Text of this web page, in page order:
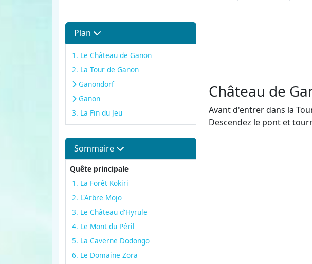
Plan
1. Le Château de Ganon
2. La Tour de Ganon
Ganondorf
Ganon
3. La Fin du Jeu
Sommaire
Quête principale
1. La Forêt Kokiri
2. L'Arbre Mojo
3. Le Château d'Hyrule
4. Le Mont du Péril
5. La Caverne Dodongo
6. Le Domaine Zora
Château de
Avant d'entrer dans la
Descendez le pont et